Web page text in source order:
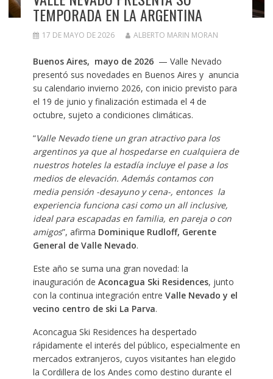
TEMPORADA EN LA ARGENTINA
17 DE MAYO DE 2026 ALBERTO MARIN MORAN
Buenos Aires, mayo de 2026 — Valle Nevado
presentó sus novedades en Buenos Aires y anuncia
su calendario invierno 2026, con inicio previsto para
el 19 de junio y finalización estimada el 4 de
octubre, sujeto a condiciones climáticas.
“Valle Nevado tiene un gran atractivo para los
argentinos ya que al hospedarse en cualquiera de
nuestros hoteles la estadía incluye el pase a los
medios de elevación. Además contamos con
media pensión -desayuno y cena-, entonces la
experiencia funciona casi como un all inclusive,
ideal para escapadas en familia, en pareja o con
amigos”, afirma Dominique Rudloff, Gerente
General de Valle Nevado.
Este año se suma una gran novedad: la
inauguración de Aconcagua Ski Residences, junto
con la continua integración entre Valle Nevado y el
vecino centro de ski La Parva.
Aconcagua Ski Residences ha despertado
rápidamente el interés del público, especialmente en
mercados extranjeros, cuyos visitantes han elegido
la Cordillera de los Andes como destino durante el